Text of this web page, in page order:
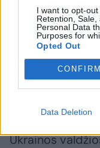
I want to opt-out
Retention,
Personal Data
Purposes for
Opted Out
CONFIRM
Data Deletion
šiandien
svarbu, kad
tiekimo
parūpinti
tokias
Ukrainos